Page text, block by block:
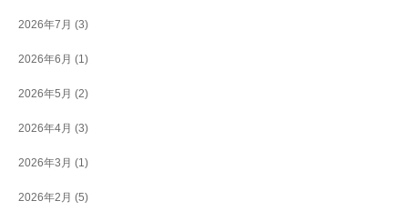
2026年7月 (3)
2026年6月 (1)
2026年5月 (2)
2026年4月 (3)
2026年3月 (1)
2026年2月 (5)